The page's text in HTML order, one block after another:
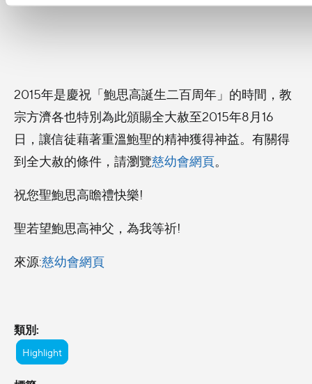
2015年是慶祝「鮑思高誕生二百周年」的時間，教
宗方濟各也特別為此頒賜全大赦至2015年8月16
日，讓信徒藉著重溫鮑聖的精神獲得神益。有關得
到全大赦的條件，請瀏覽慈幼會網頁。
祝您聖鮑思高瞻禮快樂!
聖若望鮑思高神父，為我等祈!
來源:慈幼會網頁
類別:
Highlight